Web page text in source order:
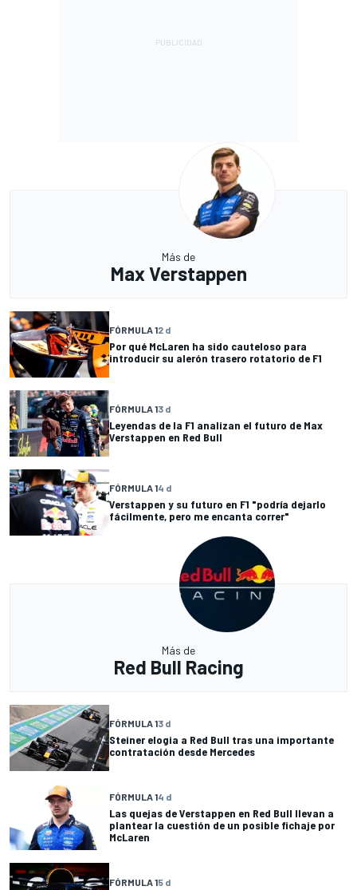
Más de
Max Verstappen
FÓRMULA 12 d
Por qué McLaren ha sido cauteloso para
introducir su alerón trasero rotatorio de F1
FÓRMULA 13 d
Leyendas de la F1 analizan el futuro de Max
Verstappen en Red Bull
FÓRMULA 14 d
Verstappen y su futuro en F1 "podría dejarlo
fácilmente, pero me encanta correr"
Más de
Red Bull Racing
FÓRMULA 13 d
Steiner elogia a Red Bull tras una importante
contratación desde Mercedes
FÓRMULA 14 d
Las quejas de Verstappen en Red Bull llevan a
plantear la cuestión de un posible fichaje por
McLaren
FÓRMULA 15 d